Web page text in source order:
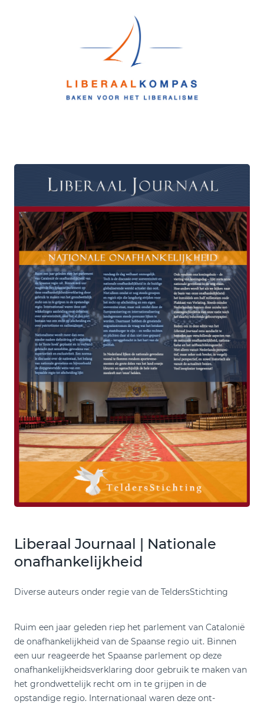
Liberaal Journaal | Nationale
onafhankelijkheid
Diverse auteurs onder regie van de TeldersStichting
Ruim een jaar geleden riep het parlement van Catalonië
de onafhankelijkheid van de Spaanse regio uit. Binnen
een uur reageerde het Spaanse parlement op deze
onafhankelijkheidsverklaring door gebruik te maken van
het grondwettelijk recht om in te grijpen in de
opstandige regio. Internationaal waren deze ont-